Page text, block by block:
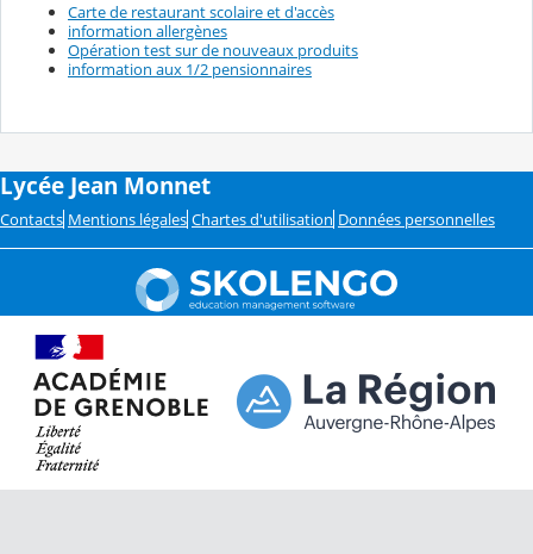
Carte de restaurant scolaire et d'accès
information allergènes
Opération test sur de nouveaux produits
information aux 1/2 pensionnaires
Lycée Jean Monnet
Contacts Mentions légales Chartes d'utilisation Données personnelles